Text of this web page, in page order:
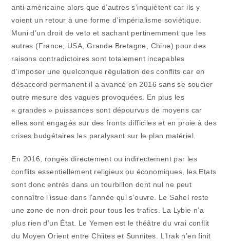
anti-américaine alors que d’autres s’inquiètent car ils y
voient un retour à une forme d’impérialisme soviétique.
Muni d’un droit de veto et sachant pertinemment que les
autres (France, USA, Grande Bretagne, Chine) pour des
raisons contradictoires sont totalement incapables
d’imposer une quelconque régulation des conflits car en
désaccord permanent il a avancé en 2016 sans se soucier
outre mesure des vagues provoquées. En plus les
« grandes » puissances sont dépourvus de moyens car
elles sont engagés sur des fronts difficiles et en proie à des
crises budgétaires les paralysant sur le plan matériel.
En 2016, rongés directement ou indirectement par les
conflits essentiellement religieux ou économiques, les Etats
sont donc entrés dans un tourbillon dont nul ne peut
connaître l’issue dans l’année qui s’ouvre. Le Sahel reste
une zone de non-droit pour tous les trafics. La Lybie n’a
plus rien d’un État. Le Yemen est le théâtre du vrai conflit
du Moyen Orient entre Chiites et Sunnites. L’Irak n’en finit